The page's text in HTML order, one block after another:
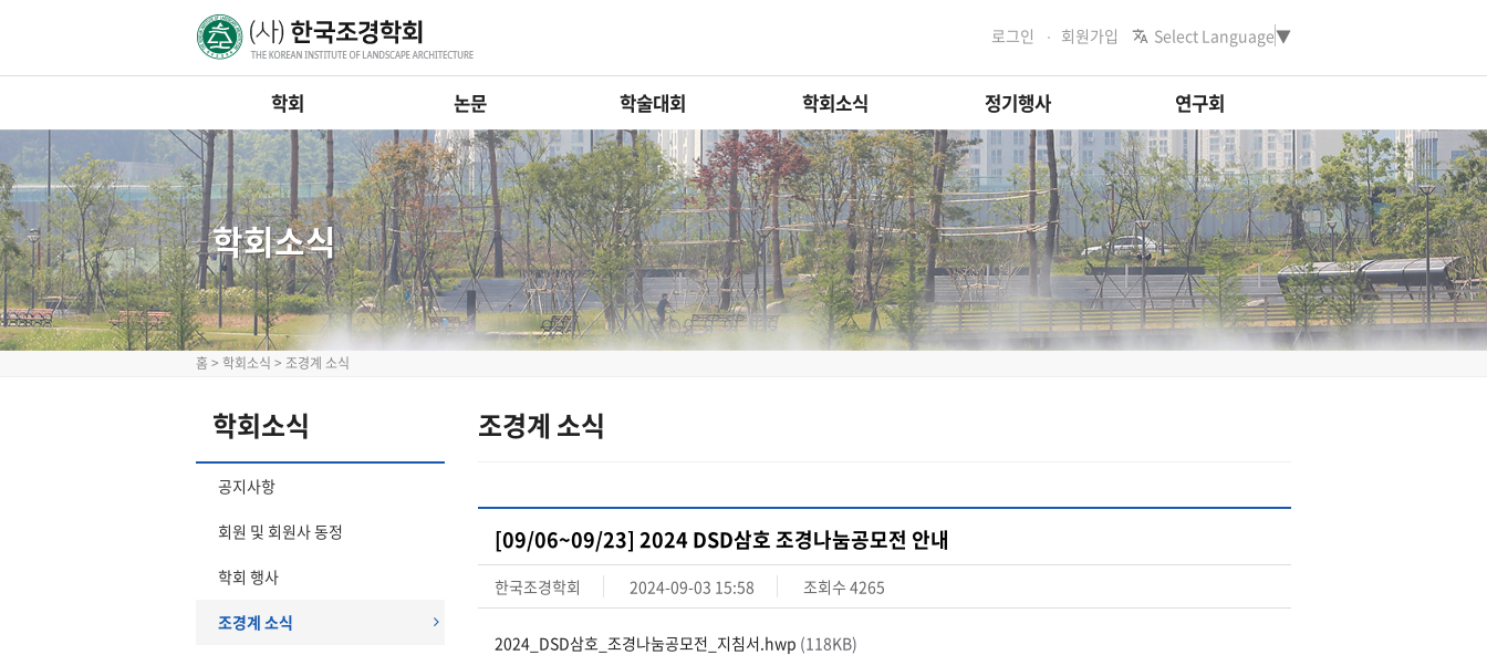
로그인 회원가입 Select Language▼
학회 논문 학술대회 학회소식 정기행사 연구회
학회소식
홈 > 학회소식 > 조경계 소식
학회소식
공지사항
회원 및 회원사 동정
학회 행사
조경계 소식
조경계 소식
[09/06~09/23] 2024 DSD삼호 조경나눔공모전 안내
한국조경학회 2024-09-03 15:58 조회수 4265
2024_DSD삼호_조경나눔공모전_지침서.hwp (118KB)